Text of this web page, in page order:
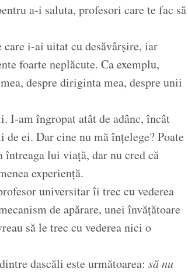
a-i saluta, profesori care te fac să
care i-ai uitat cu desăvârșire, iar
foarte neplăcute. Ca exemplu,
despre diriginta mea, despre unii
I-am îngropat atât de adânc, încât
ei. Dar cine nu mă înțelege? Poate
lui viață, dar nu cred că
experiență.
universitar îi trec cu vederea
de apărare, unei învățătoare
să le trec cu vederea nici o
dascăli este următoarea: să nu